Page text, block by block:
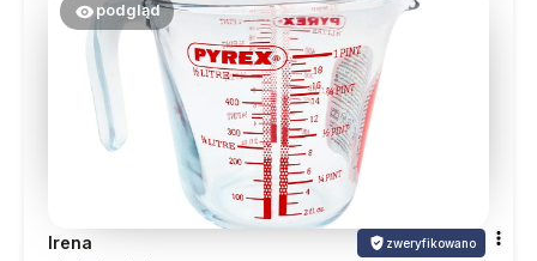
podgląd
Irena zweryfikowano